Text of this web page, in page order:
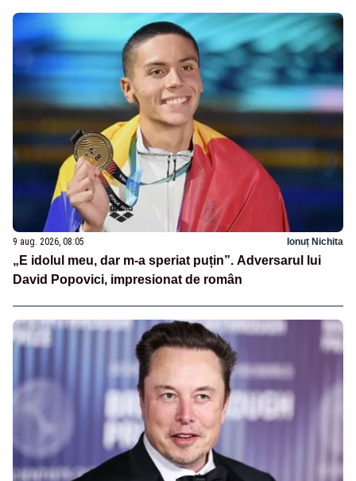
9 aug. 2026, 08:05 Ionuț Nichita
„E idolul meu, dar m-a speriat puțin”. Adversarul lui
David Popovici, impresionat de român